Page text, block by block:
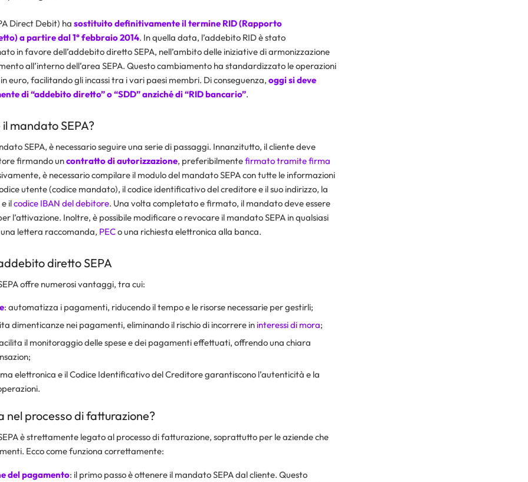
Direct Debit) ha sostituito definitivamente il termine RID (Rapporto
a partire dal 1° febbraio 2014. In quella data, l’addebito RID è stato
in favore dell’addebito diretto SEPA, nell’ambito delle iniziative di armonizzazione
all’interno dell’area SEPA. Questo cambiamento ha standardizzato le operazioni
euro, facilitando gli incassi tra i vari paesi membri. Di conseguenza, oggi si deve
di “addebito diretto” o “SDD” anziché di “RID bancario”.
mandato SEPA?
SEPA, è necessario seguire una serie di passaggi. Innanzitutto, il cliente deve
firmando uncontratto di autorizzazione, preferibilmentefirmato tramite firma
è necessario compilare il modulo del mandato SEPA con tutte le informazioni
utente (codice mandato), il codice identificativo del creditore e il suo indirizzo, la
ilcodice IBAN del debitore. Una volta completato e firmato, il mandato deve essere
l’attivazione. Inoltre, è possibile modificare o revocare il mandato SEPA in qualsiasi
lettera raccomanda, PECo una richiesta elettronica alla banca.
diretto SEPA
offre numerosi vantaggi, tra cui:
: automatizza i pagamenti, riducendo il tempo e le risorse necessarie per gestirli;
dimenticanze nei pagamenti, eliminando il rischio di incorrere in interessi di mora;
il monitoraggio delle spese e dei pagamenti effettuati, offrendo una chiara
elettronica e il Codice Identificativo del Creditore garantiscono l’autenticità e la
nel processo di fatturazione?
è strettamente legato al processo di fatturazione, soprattutto per le aziende che
Ecco come funziona correttamente:
del pagamento: il primo passo è ottenere il mandato SEPA dal cliente. Questo